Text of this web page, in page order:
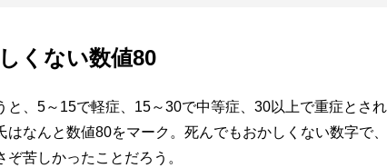
くない数値80
、5～15で軽症、15～30で中等症、30以上で重症とさ
はなんと数値80をマーク。死んでもおかしくない数字で
苦しかったことだろう。